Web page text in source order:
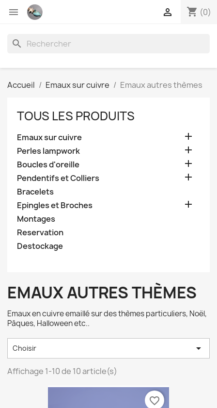
 shopping_cart (0)

search
Accueil Emaux sur cuivre Emaux autres thèmes
TOUS LES PRODUITS
Emaux sur cuivre 
Perles lampwork 
Boucles d'oreille 
Pendentifs et Colliers 
Bracelets
Epingles et Broches

Montages
Reservation
Destockage
EMAUX AUTRES THÈMES
Emaux en cuivre emaillé sur des thèmes particuliers, Noël,
Pâques, Halloween etc..
Choisir 
Affichage 1-10 de 10 article(s)
favorite_border